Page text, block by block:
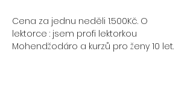
Cena za jednu neděli 1.500Kč. O
lektorce : jsem profi lektorkou